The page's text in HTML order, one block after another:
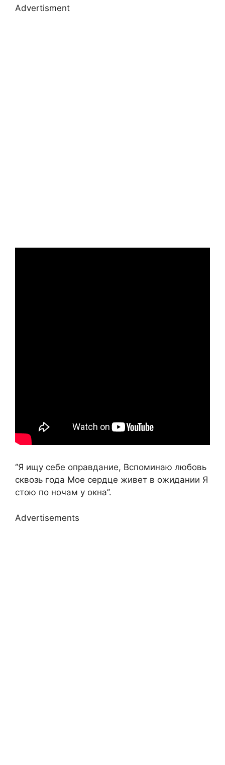
Advertisment
‘’Я ищу себе оправдание, Вспоминаю любовь
сквозь года Мое сердце живет в ожидании Я
стою по ночам у окна’’.
Advertisements